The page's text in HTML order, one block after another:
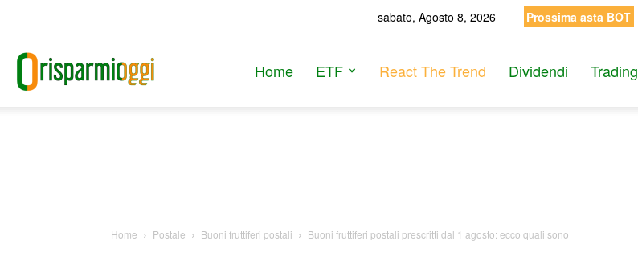
sabato, Agosto 8, 2026 Prossima asta BOT
Home ETF React The Trend Dividendi Trading
Home Postale Buoni fruttiferi postali Buoni fruttiferi postali prescritti dal 1 agosto: ecco quali sono